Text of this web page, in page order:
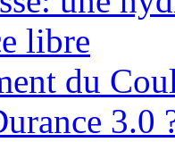
libre
du
3.0